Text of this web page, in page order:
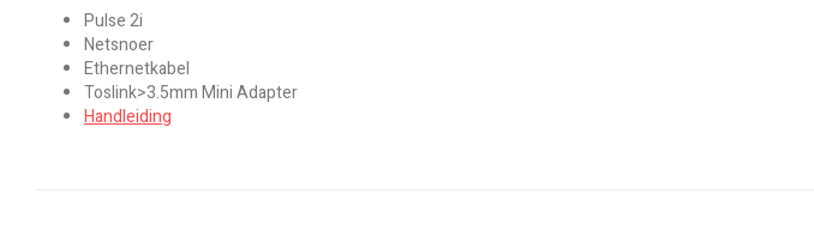
Pulse 2i
Netsnoer
Ethernetkabel
Toslink>3.5mm Mini Adapter
Handleiding